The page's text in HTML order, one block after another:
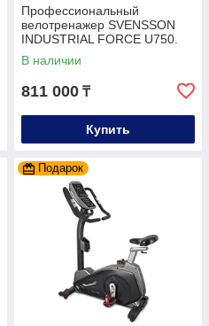
Профессиональный
велотренажер SVENSSON
INDUSTRIAL FORCE U750.
ПРЕДЗАКАЗ
В наличии
811 000 ₸
Купить
Подарок